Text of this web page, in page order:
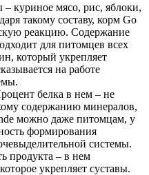
куриное мясо, рис, яблоки,
такому составу, корм Go
реакцию. Содержание
для питомцев всех
который укрепляет
на работе
белка в нем – не
содержанию минералов,
можно даже питомцам, у
формирования
системы.
продукта – в нем
укрепляет суставы.